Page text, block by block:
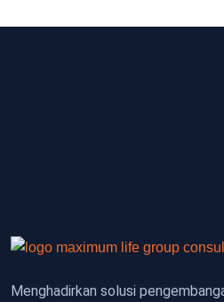
Menghadirkan solusi